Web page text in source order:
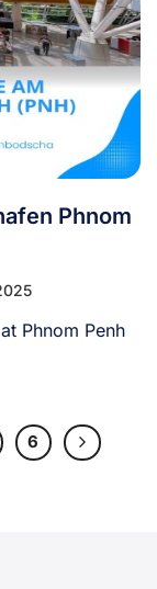
Phnom
Phnom Penh
6